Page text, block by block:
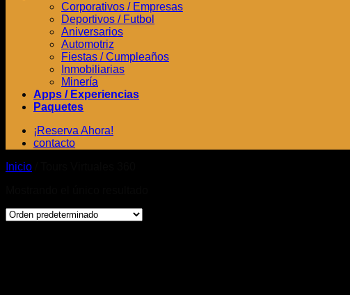
Corporativos / Empresas
Deportivos / Futbol
Aniversarios
Automotriz
Fiestas / Cumpleaños
Inmobiliarias
Minería
Apps / Experiencias
Paquetes
¡Reserva Ahora!
contacto
Inicio